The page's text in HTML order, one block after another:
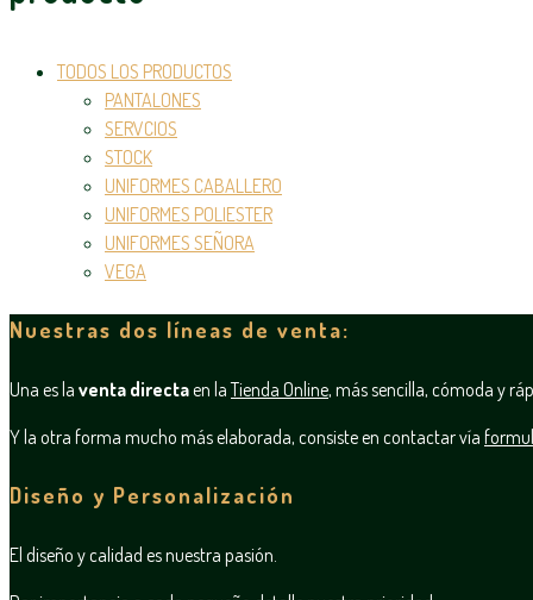
TODOS LOS PRODUCTOS
PANTALONES
SERVCIOS
STOCK
UNIFORMES CABALLERO
UNIFORMES POLIESTER
UNIFORMES SEÑORA
VEGA
Nuestras dos líneas de venta:
Una es la venta directaen laTienda Online, más sencilla, cómoda y
Y la otra forma mucho más elaborada, consiste en contactar vía
Diseño y Personalización
El diseño y calidad es nuestra pasión.